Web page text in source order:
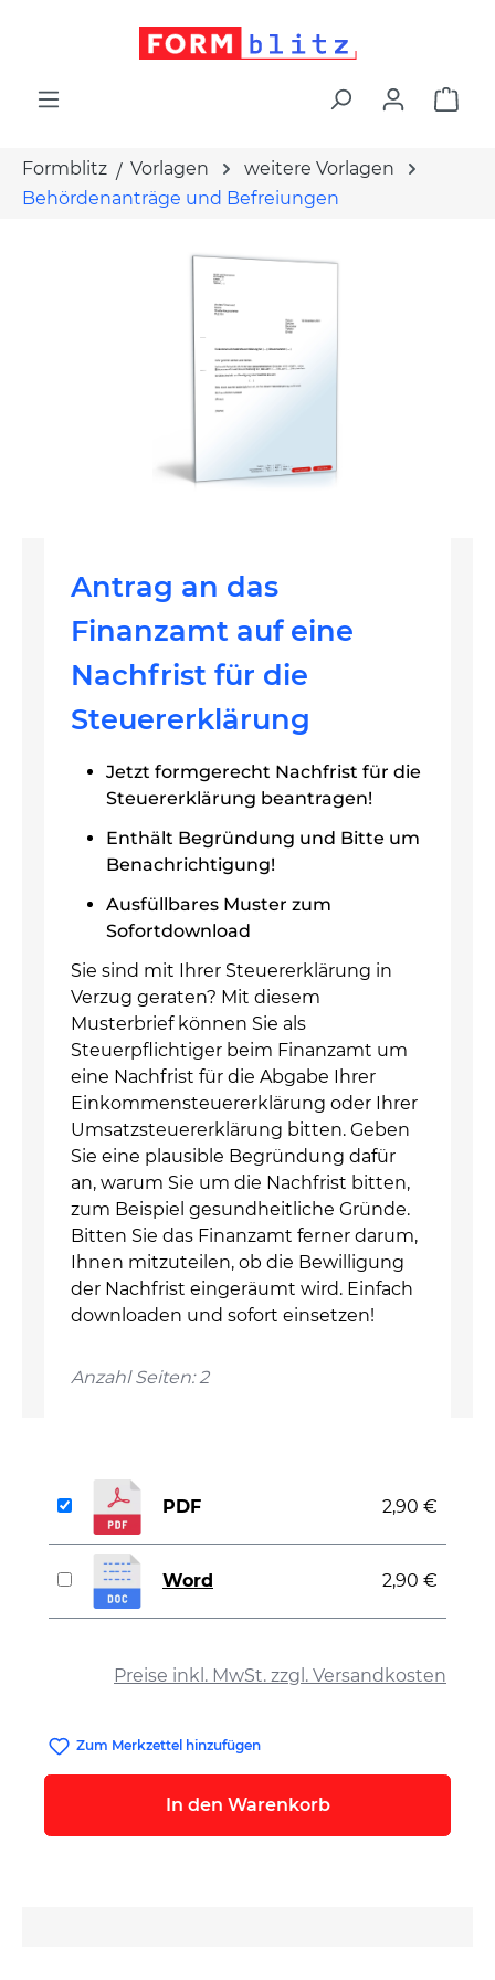
Formblitz Vorlagen
weitere Vorlagen
Behördenanträge und Befreiungen
Antrag an das
Finanzamt auf eine
Nachfrist für die
Steuererklärung
Jetzt formgerecht Nachfrist für die
Steuererklärung beantragen!
Enthält Begründung und Bitte um
Benachrichtigung!
Ausfüllbares Muster zum
Sofortdownload
Sie sind mit Ihrer Steuererklärung in
Verzug geraten? Mit diesem
Musterbrief können Sie als
Steuerpflichtiger beim Finanzamt um
eine Nachfrist für die Abgabe Ihrer
Einkommensteuererklärung oder Ihrer
Umsatzsteuererklärung bitten. Geben
Sie eine plausible Begründung dafür
an, warum Sie um die Nachfrist bitten,
zum Beispiel gesundheitliche Gründe.
Bitten Sie das Finanzamt ferner darum,
Ihnen mitzuteilen, ob die Bewilligung
der Nachfrist eingeräumt wird. Einfach
downloaden und sofort einsetzen!
Anzahl Seiten: 2
Preise inkl. MwSt. zzgl. Versandkosten
PDF 2,90 €
Word 2,90 €
Zum Merkzettel hinzufügen
In den Warenkorb